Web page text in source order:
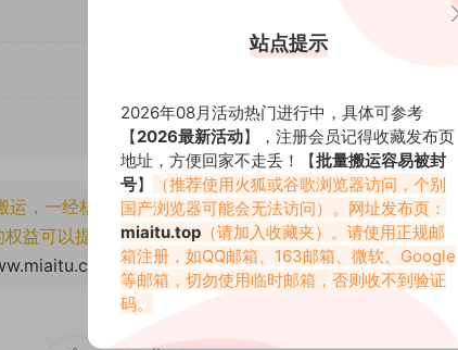
运，一经核实将封禁账号权限！
益可以提交工单处理。
77571.html
站点提示
2026年08月活动热门进行中，具体可参考
【2026最新活动】，注册会员记得收藏发布页
地址，方便回家不走丢！【批量搬运容易被封
号】
（推荐使用火狐或谷歌浏览器访问，个别
国产浏览器可能会无法访问）。网址发布页：
miaitu.top （请加入收藏夹）。请使用正规邮
箱注册，如QQ邮箱、163邮箱、微软、Google
等邮箱，切勿使用临时邮箱，否则收不到验证
码。